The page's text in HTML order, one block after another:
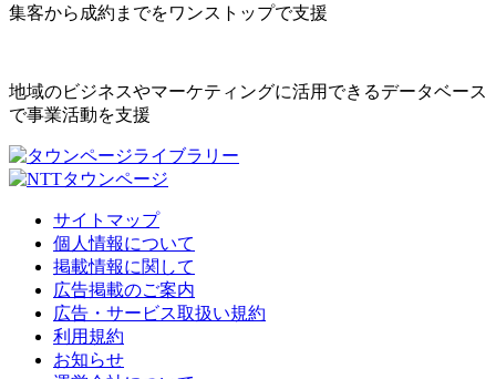
集客から成約までをワンストップで支援
地域のビジネスやマーケティングに活用できるデータベース
で事業活動を支援
サイトマップ
個人情報について
掲載情報に関して
広告掲載のご案内
広告・サービス取扱い規約
利用規約
お知らせ